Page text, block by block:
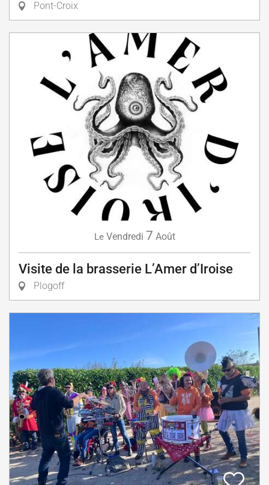
Pont-Croix
Le Vendredi 7 Août
Visite de la brasserie L’Amer d’Iroise
Plogoff